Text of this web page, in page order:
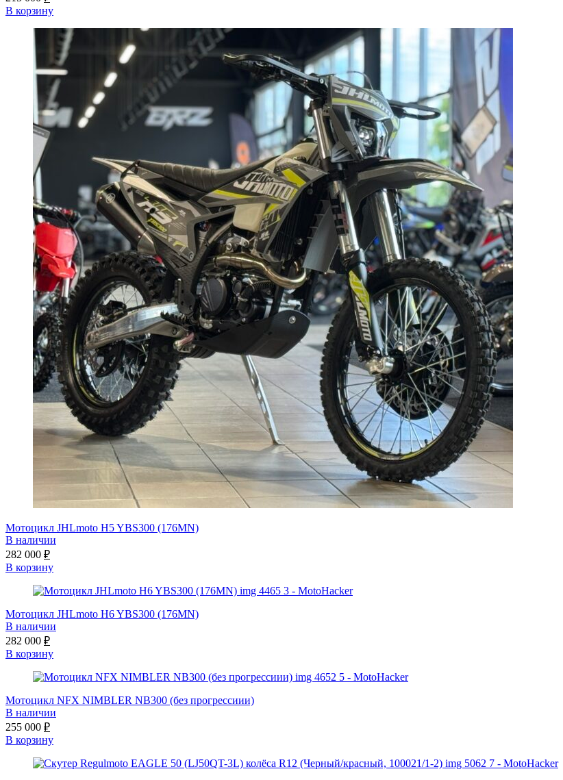
В корзину
Мотоцикл JHLmoto H5 YBS300 (176MN)
В наличии
282 000 ₽
В корзину
Мотоцикл JHLmoto H6 YBS300 (176MN)
В наличии
282 000 ₽
В корзину
Мотоцикл NFX NIMBLER NB300 (без прогрессиии)
В наличии
255 000 ₽
В корзину